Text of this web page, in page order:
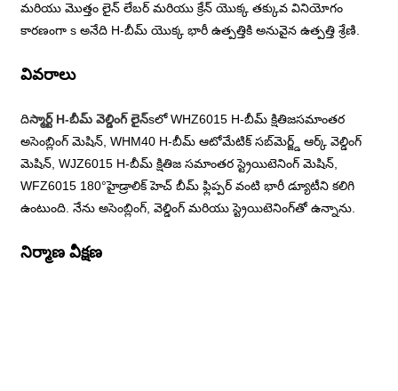
మరియు మొత్తం లైన్ లేబర్ మరియు క్రేన్ యొక్క తక్కువ వినియోగం
కారణంగా s అనేది H-బీమ్ యొక్క భారీ ఉత్పత్తికి అనువైన ఉత్పత్తి శ్రేణి.
వివరాలు
దిస్మార్ట్ H-బీమ్ వెల్డింగ్ లైన్sలో WHZ6015 H-బీమ్ క్షితిజసమాంతర
అసెంబ్లింగ్ మెషిన్, WHM40 H-బీమ్ ఆటోమేటిక్ సబ్‌మెర్జ్డ్ ఆర్క్ వెల్డింగ్
మెషిన్, WJZ6015 H-బీమ్ క్షితిజ సమాంతర స్ట్రెయిటెనింగ్ మెషిన్,
WFZ6015 180°హైడ్రాలిక్ హెచ్ బీమ్ ఫ్లిప్పర్ వంటి భారీ డ్యూటీని కలిగి
ఉంటుంది. నేను అసెంబ్లింగ్, వెల్డింగ్ మరియు స్ట్రెయిటెనింగ్‌తో ఉన్నాను.
నిర్మాణ వీక్షణ